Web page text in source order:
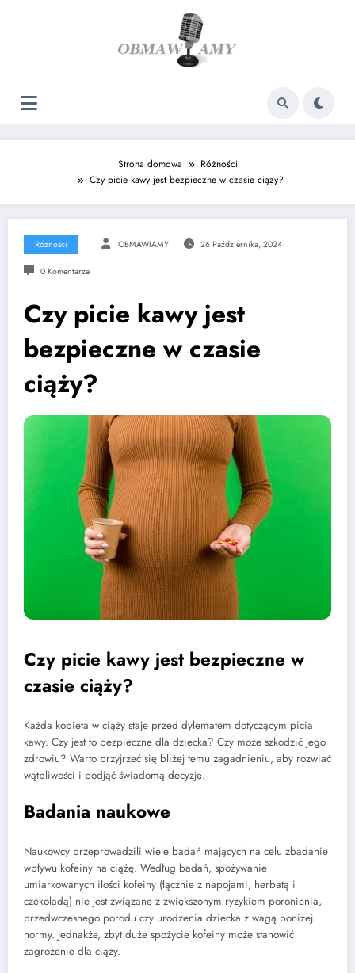
Strona domowa
Różności
Czy picie kawy jest bezpieczne w czasie ciąży?
Różności OBMAWIAMY 26 Października, 2024
0 Komentarze
Czy picie kawy jest
bezpieczne w czasie
ciąży?
Czy picie kawy jest bezpieczne w
czasie ciąży?
Każda kobieta w ciąży staje przed dylematem dotyczącym picia
kawy. Czy jest to bezpieczne dla dziecka? Czy może szkodzić jego
zdrowiu? Warto przyjrzeć się bliżej temu zagadnieniu, aby rozwiać
wątpliwości i podjąć świadomą decyzję.
Badania naukowe
Naukowcy przeprowadzili wiele badań mających na celu zbadanie
wpływu kofeiny na ciążę. Według badań, spożywanie
umiarkowanych ilości kofeiny (łącznie z napojami, herbatą i
czekoladą) nie jest związane z zwiększonym ryzykiem poronienia,
przedwczesnego porodu czy urodzenia dziecka z wagą poniżej
normy. Jednakże, zbyt duże spożycie kofeiny może stanowić
zagrożenie dla ciąży.